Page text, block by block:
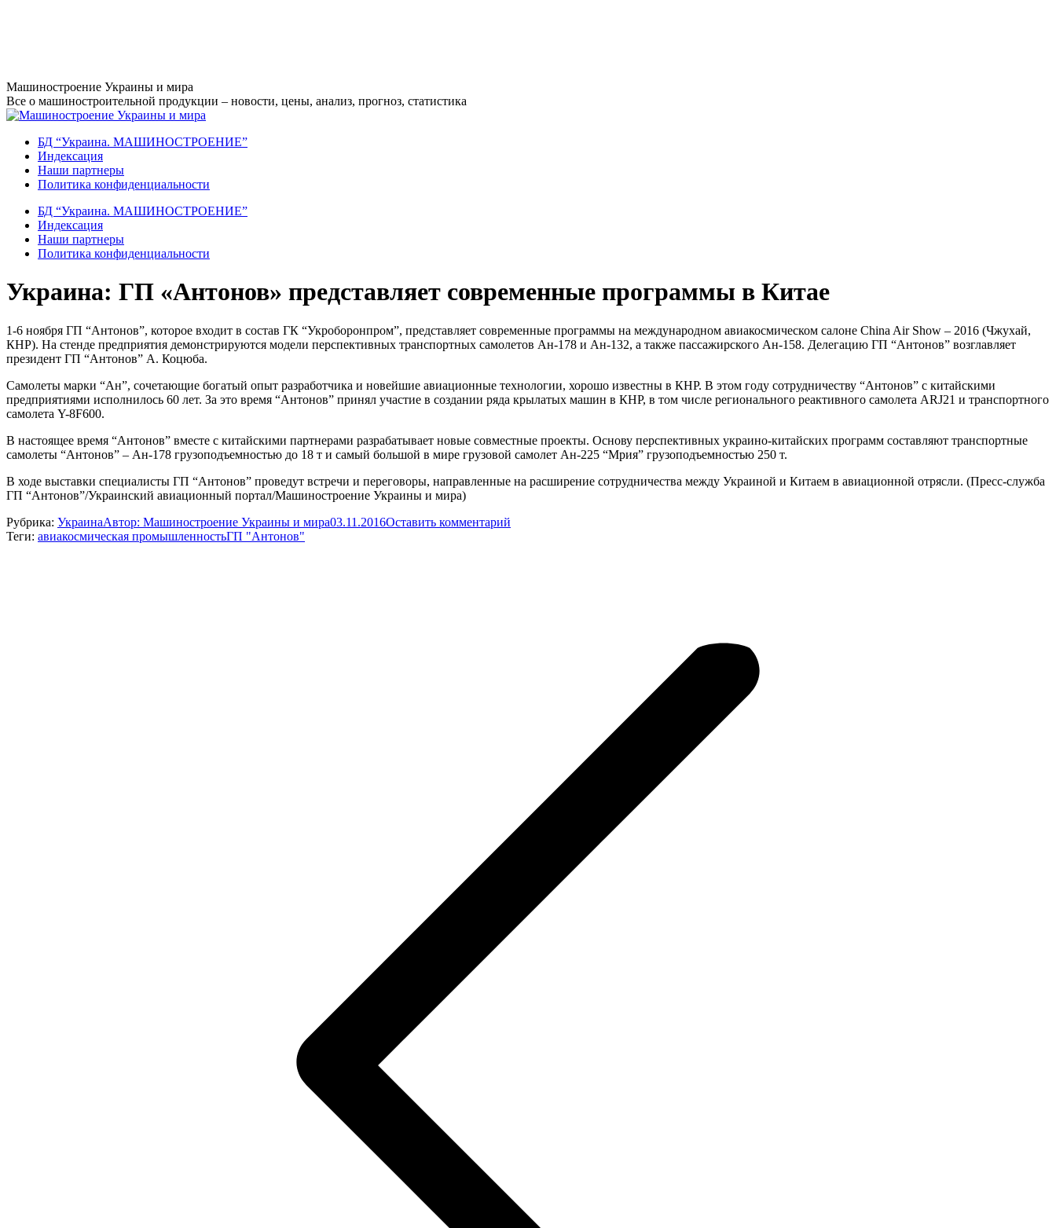
Перейти
к
содержанию
Машиностроение Украины и мира
Все о машиностроительной продукции – новости, цены, анализ, прогноз, статистика
БД “Украина. МАШИНОСТРОЕНИЕ”
Индекcация
Наши партнеры
Политика конфиденциальности
БД “Украина. МАШИНОСТРОЕНИЕ”
Индекcация
Наши партнеры
Политика конфиденциальности
Украина: ГП «Антонов» представляет современные программы в Китае
1-6 ноября ГП “Антонов”, которое входит в состав ГК “Укроборонпром”, представляет современные программы на международном авиакосмическом салоне China Air Show – 2016 (Чжухай,
КНР). На стенде предприятия демонстрируются модели перспективных транспортных самолетов Ан-178 и Ан-132, а также пассажирского Ан-158. Делегацию ГП “Антонов” возглавляет
президент ГП “Антонов” А. Коцюба.
Самолеты марки “Ан”, сочетающие богатый опыт разработчика и новейшие авиационные технологии, хорошо известны в КНР. В этом году сотрудничеству “Антонов” с китайскими
предприятиями исполнилось 60 лет. За это время “Антонов” принял участие в создании ряда крылатых машин в КНР, в том числе регионального реактивного самолета ARJ21 и транспортного
самолета Y-8F600.
В настоящее время “Антонов” вместе с китайскими партнерами разрабатывает новые совместные проекты. Основу перспективных украино-китайских программ составляют транспортные
самолеты “Антонов” – Ан-178 грузоподъемностью до 18 т и самый большой в мире грузовой самолет Ан-225 “Мрия” грузоподъемностью 250 т.
В ходе выставки специалисты ГП “Антонов” проведут встречи и переговоры, направленные на расширение сотрудничества между Украиной и Китаем в авиационной отрясли. (Пресс-служба
ГП “Антонов”/Украинский авиационный портал/Машиностроение Украины и мира)
Рубрика: УкраинаАвтор: Машиностроение Украины и мира03.11.2016Оставить комментарий
Теги: авиакосмическая промышленностьГП "Антонов"